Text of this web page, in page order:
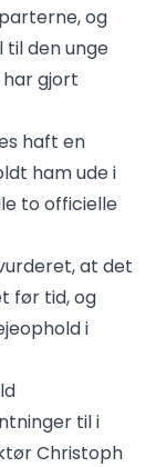
og
til den unge
gjort
haft en
ham ude i
to officielle
at det
før tid, og
i
til i
Christoph